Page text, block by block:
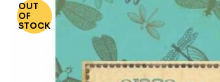
OUT
OF
STOCK